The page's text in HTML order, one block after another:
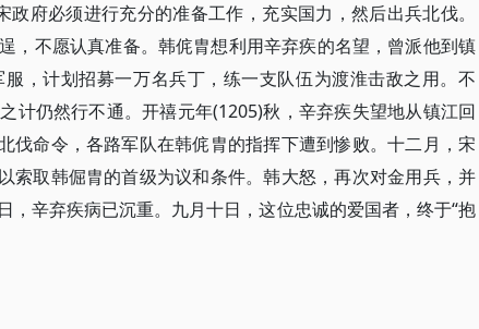
府必须进行充分的准备工作，充实国力，然后出兵北伐。
，不愿认真准备。韩侂胄想利用辛弃疾的名望，曾派他到镇
，计划招募一万名兵丁，练一支队伍为渡淮击敌之用。不
计仍然行不通。开禧元年(1205)秋，辛弃疾失望地从镇江回
伐命令，各路军队在韩侂胄的指挥下遭到惨败。十二月，宋
索取韩倔胄的首级为议和条件。韩大怒，再次对金用兵，并
，辛弃疾病已沉重。九月十日，这位忠诚的爱国者，终于“抱